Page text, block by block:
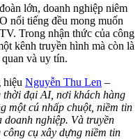
lớn, doanh nghiệp niêm
nổi tiếng đều mong muốn
Trong nhận thức của công
kênh truyền hình mà còn là
và uy tín.
hiệu Nguyễn Thu Len –
thời đại AI, nơi khách hàng
một cú nhấp chuột, niềm tin
nghiệp. Và truyền
cụ xây dựng niềm tin